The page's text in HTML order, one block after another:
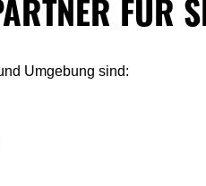
FÜR
Umgebung sind: